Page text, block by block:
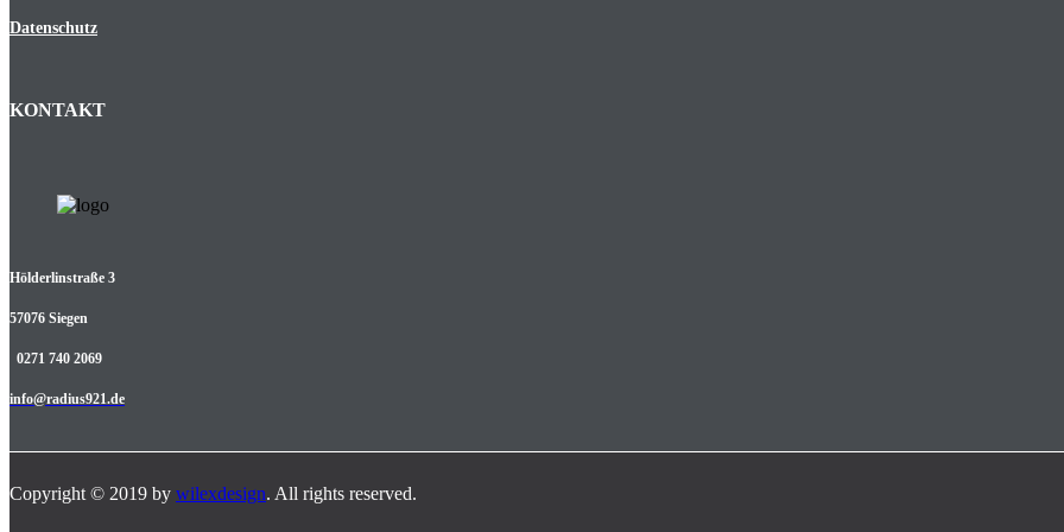
Datenschutz
KONTAKT
Hölderlinstraße 3
57076 Siegen
0271 740 2069
info@radius921.de
Copyright © 2019 by wilexdesign. All rights reserved.